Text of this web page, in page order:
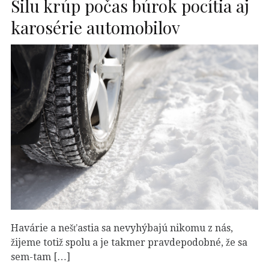
Silu krúp počas búrok pocítia aj
karosérie automobilov
Havárie a nešťastia sa nevyhýbajú nikomu z nás,
žijeme totiž spolu a je takmer pravdepodobné, že sa
sem-tam […]